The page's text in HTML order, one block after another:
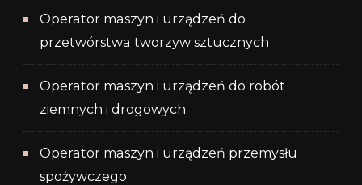
Operator maszyn i urządzeń do
przetwórstwa tworzyw sztucznych
Operator maszyn i urządzeń do robót
ziemnych i drogowych
Operator maszyn i urządzeń przemysłu
spożywczego